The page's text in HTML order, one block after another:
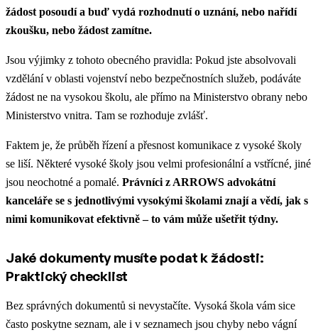
žádost posoudí a buď vydá rozhodnutí o uznání, nebo nařídí
zkoušku, nebo žádost zamítne.
Jsou výjimky z tohoto obecného pravidla: Pokud jste absolvovali
vzdělání v oblasti vojenství nebo bezpečnostních služeb, podáváte
žádost ne na vysokou školu, ale přímo na Ministerstvo obrany nebo
Ministerstvo vnitra. Tam se rozhoduje zvlášť.
Faktem je, že průběh řízení a přesnost komunikace z vysoké školy
se liší. Některé vysoké školy jsou velmi profesionální a vstřícné, jiné
jsou neochotné a pomalé. Právníci z ARROWS advokátní
kanceláře se s jednotlivými vysokými školami znají a vědí, jak s
nimi komunikovat efektivně – to vám může ušetřit týdny.
Jaké dokumenty musíte podat k žádosti:
Praktický checklist
Bez správných dokumentů si nevystačíte. Vysoká škola vám sice
často poskytne seznam, ale i v seznamech jsou chyby nebo vágní